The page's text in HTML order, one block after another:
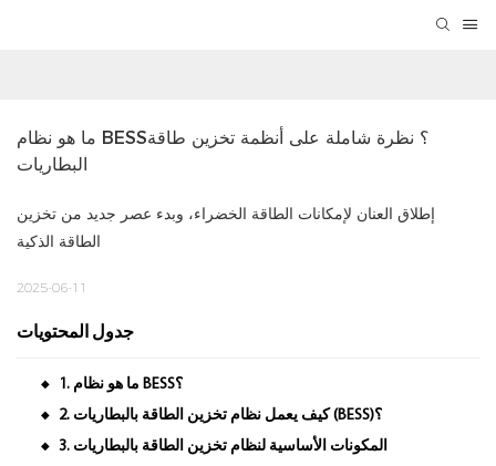
ما هو نظام BESS؟ نظرة شاملة على أنظمة تخزين طاقة
البطاريات
إطلاق العنان لإمكانات الطاقة الخضراء، وبدء عصر جديد من تخزين
الطاقة الذكية
2025-06-11
جدول المحتويات
◆ 1. ما هو نظام BESS؟
◆ 2. كيف يعمل نظام تخزين الطاقة بالبطاريات (BESS)؟
◆ 3. المكونات الأساسية لنظام تخزين الطاقة بالبطاريات